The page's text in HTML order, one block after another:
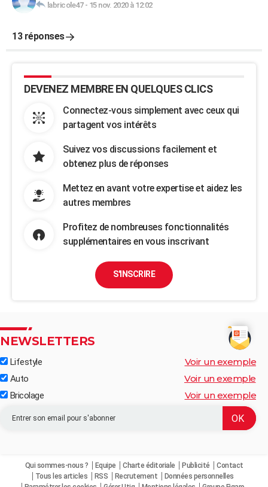
labricole47- 15 nov. 2020 à 12:02
13 réponses
DEVENEZ MEMBRE EN QUELQUES CLICS
Connectez-vous simplement avec ceux qui
partagent vos intérêts
Suivez vos discussions facilement et
obtenez plus de réponses
Mettez en avant votre expertise et aidez les
autres membres
Profitez de nombreuses fonctionnalités
supplémentaires en vous inscrivant
S'INSCRIRE
NEWSLETTERS
Lifestyle Voir un exemple
Auto Voir un exemple
Bricolage Voir un exemple
Qui sommes-nous ? Equipe Charte éditoriale Publicité
Contact
Tous les articles
RSS Recrutement
Données personnelles